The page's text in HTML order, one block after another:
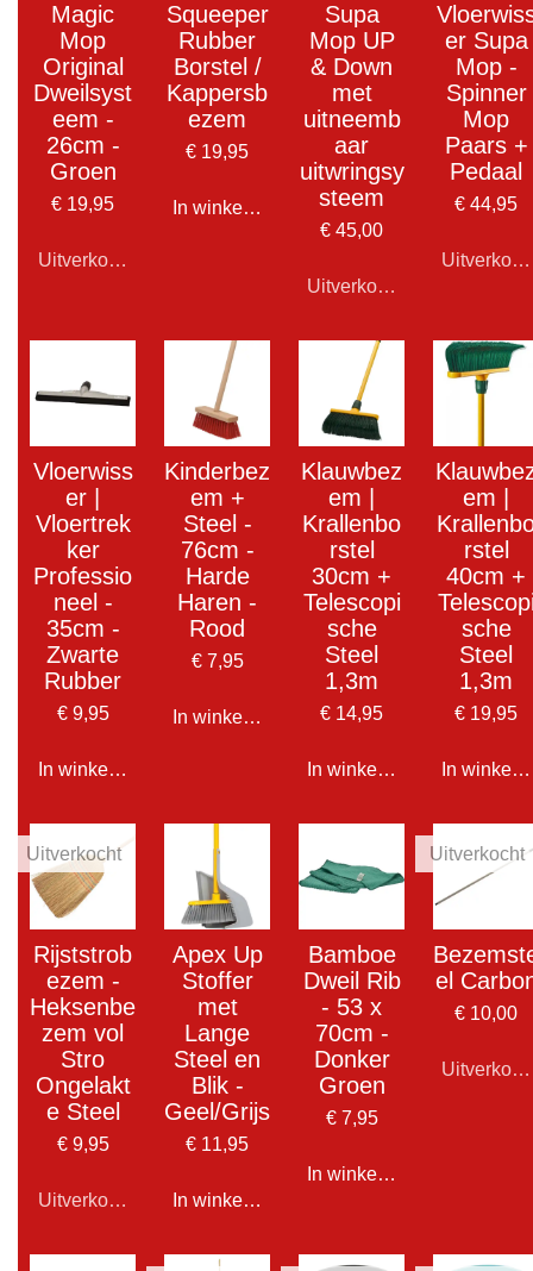
Magic
Mop
Original
Dweilsyst
eem -
26cm -
Groen
€ 19,95
Uitverkocht
Squeeper
Rubber
Borstel /
Kappersb
ezem
€ 19,95
In winkelwagen
Supa
Mop UP
& Down
met
uitneemb
aar
uitwringsy
steem
€ 45,00
Uitverkocht
er Supa
Mop -
Spinner
Mop
Paars +
Pedaal
€ 44,95
Vloerwiss
er |
Vloertrek
ker
Professio
neel -
35cm -
Zwarte
Rubber
€ 9,95
In winkelwagen
Kinderbez
em +
Steel -
76cm -
Harde
Haren -
Rood
€ 7,95
In winkelwagen
Klauwbez
em |
Krallenbo
rstel
30cm +
Telescopi
sche
Steel
1,3m
€ 14,95
In winkelwagen
em |
rstel
40cm +
sche
Steel
1,3m
€ 19,95
In
Uitverkocht
Rijststrob
ezem -
Heksenbe
zem vol
Stro
Ongelakt
e Steel
€ 9,95
Uitverkocht
Apex Up
Stoffer
met
Lange
Steel en
Blik -
Geel/Grijs
€ 11,95
In winkelwagen
Bamboe
Dweil Rib
- 53 x
70cm -
Donker
Groen
€ 7,95
In winkelwagen
Uitverkocht
el
€ 10,00